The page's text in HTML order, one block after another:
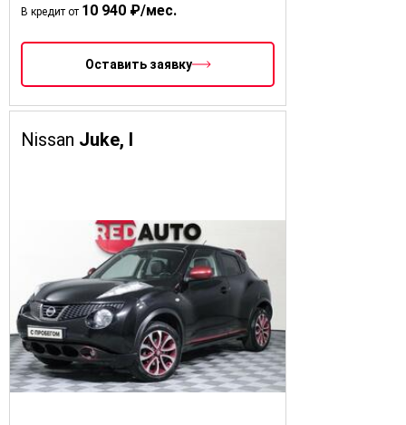
В кредит от 10 940 ₽/мес.
Оставить заявку
Nissan Juke, I